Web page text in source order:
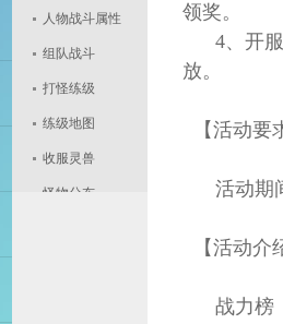
人物战斗属性
组队战斗
打怪练级
练级地图
收服灵兽
怪物分布
领奖。
4、开服
放。
【活动要
活动期间
【活动介
战力榜